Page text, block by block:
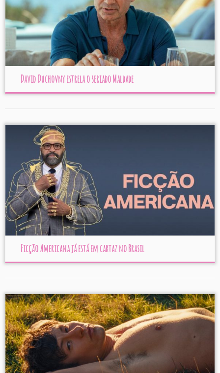
David Duchovny estrela o seriado Maldade
Ficção Americana já está em cartaz no Brasil